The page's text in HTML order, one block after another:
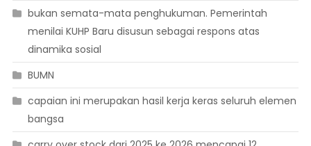
bukan semata-mata penghukuman. Pemerintah
menilai KUHP Baru disusun sebagai respons atas
dinamika sosial
BUMN
capaian ini merupakan hasil kerja keras seluruh elemen
bangsa